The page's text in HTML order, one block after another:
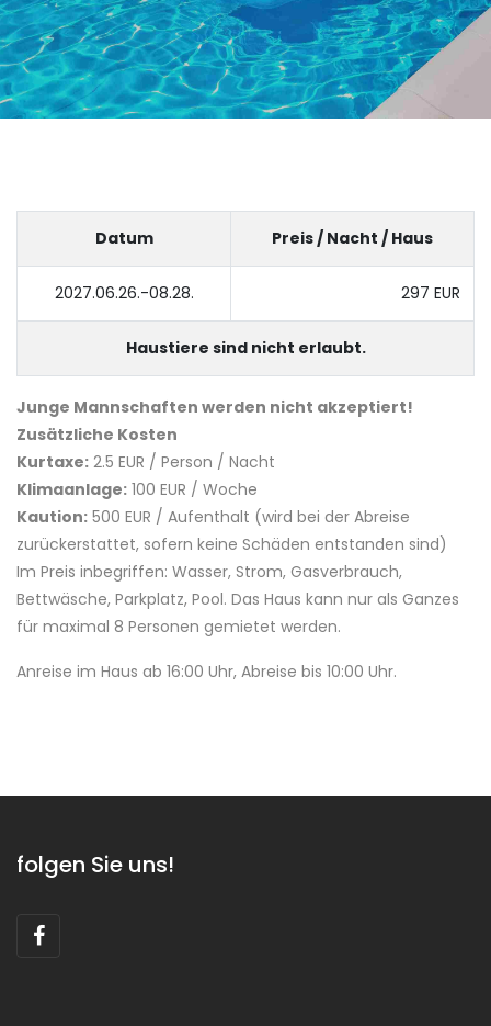
Datum Preis / Nacht / Haus
2027.06.26.-08.28. 297 EUR
Haustiere sind nicht erlaubt.
Junge Mannschaften werden nicht akzeptiert!
Zusätzliche Kosten
Kurtaxe: 2.5 EUR / Person / Nacht
Klimaanlage: 100 EUR / Woche
Kaution: 500 EUR / Aufenthalt (wird bei der Abreise
zurückerstattet, sofern keine Schäden entstanden sind)
Im Preis inbegriffen: Wasser, Strom, Gasverbrauch,
Bettwäsche, Parkplatz, Pool. Das Haus kann nur als Ganzes
für maximal 8 Personen gemietet werden.
Anreise im Haus ab 16:00 Uhr, Abreise bis 10:00 Uhr.
folgen Sie uns!